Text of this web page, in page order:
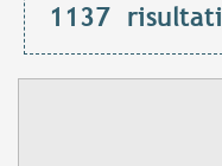
1137 risultati